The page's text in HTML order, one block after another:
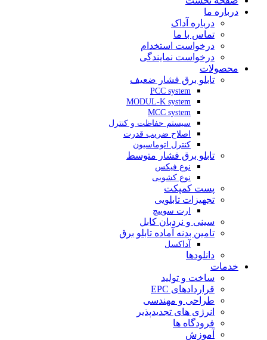
درباره ما
درباره آداک
تماس با ما
درخواست استخدام
درخواست نمایندگی
محصولات
تابلو برق فشار ضعیف
PCC system
MODUL-K system
MCC system
سیستم حفاظت و کنترل
اصلاح ضریب قدرت
کنترل اتوماسیون
تابلو برق فشار متوسط
نوع فیکس
نوع کشویی
پست کمپکت
تجهیزات تابلویی
ارت سوییچ
سینی و نردبان کابل
تامین بدنه آماده تابلو برق
آداکسل
دانلودها
خدمات
ساخت و تولید
قراردادهای EPC
طراحی و مهندسی
انرژی های تجدیدپذیر
فرودگاه ها
آموزش